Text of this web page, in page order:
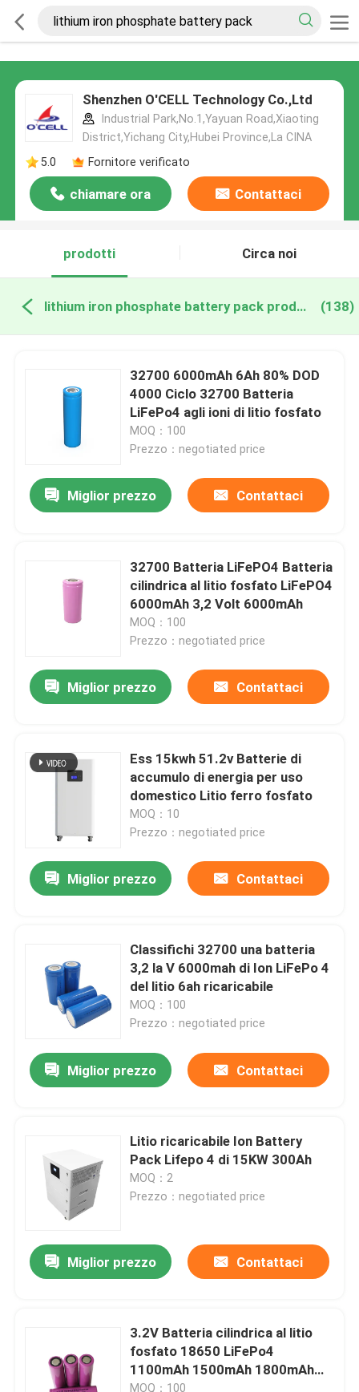
Shenzhen O'CELL Technology Co.,Ltd
Industrial Park,No.1,Yayuan Road,Xiaoting
District,Yichang City,Hubei Province,La CINA
5.0
Fornitore verificato
chiamare ora Contattaci
prodotti Circa noi
lithium iron phosphate battery pack produzione online (138)
32700 6000mAh 6Ah 80% DOD
4000 Ciclo 32700 Batteria
LiFePo4 agli ioni di litio fosfato
MOQ：100
Prezzo：negotiated price
Miglior prezzo Contattaci
32700 Batteria LiFePO4 Batteria
cilindrica al litio fosfato LiFePO4
6000mAh 3,2 Volt 6000mAh
MOQ：100
Prezzo：negotiated price
Miglior prezzo Contattaci
Ess 15kwh 51.2v Batterie di
accumulo di energia per uso
domestico Litio ferro fosfato
MOQ：10
Prezzo：negotiated price
Miglior prezzo Contattaci
Classifichi 32700 una batteria
3,2 la V 6000mah di Ion LiFePo 4
del litio 6ah ricaricabile
MOQ：100
Prezzo：negotiated price
Miglior prezzo Contattaci
Litio ricaricabile Ion Battery
Pack Lifepo 4 di 15KW 300Ah
MOQ：2
Prezzo：negotiated price
Miglior prezzo Contattaci
3.2V Batteria cilindrica al litio
fosfato 18650 LiFePo4
1100mAh 1500mAh 1800mAh
Batteria LiFePo4
MOQ：100